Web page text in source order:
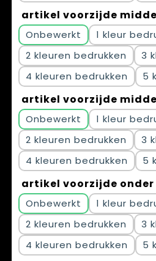
artikel voorzijde
Onbewerkt
1
2
3
4
5
artikel voorzijde
Onbewerkt
1
2
3
4
5
artikel voorzijde onder
Onbewerkt
1
2
3
4
5